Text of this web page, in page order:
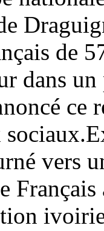
de
dans
ce
vers